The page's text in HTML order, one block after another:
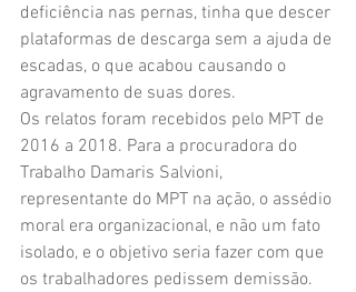
deficiência nas pernas, tinha que descer
plataformas de descarga sem a ajuda de
escadas, o que acabou causando o
agravamento de suas dores.
Os relatos foram recebidos pelo MPT de
2016 a 2018. Para a procuradora do
Trabalho Damaris Salvioni,
representante do MPT na ação, o assédio
moral era organizacional, e não um fato
isolado, e o objetivo seria fazer com que
os trabalhadores pedissem demissão.